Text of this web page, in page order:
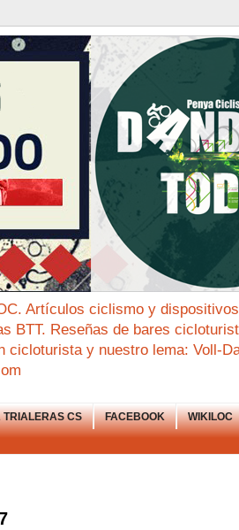
Artículos ciclismo y
BTT. Reseñas de bares
cicloturista y nuestro lema: Voll-
TRIALERAS CS FACEBOOK WIKILOC